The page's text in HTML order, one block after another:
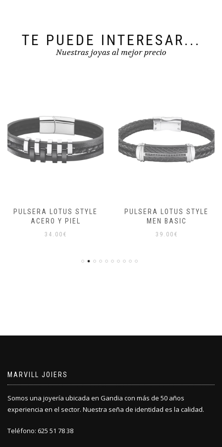
TE PUEDE INTERESAR...
Nuestras joyas al mejor precio
PULSERA LOTUS STYLE
ACERO Y PIEL
34.00 €
PULSERA LOTUS STYLE
MEN BASIC
39.00 €
MARVILL JOIERS
Somos una joyería ubicada en Gandia con más de 50 años
experiencia en el sector. Nuestra seña de identidad es la calidad.
Teléfono: 625 51 78 38